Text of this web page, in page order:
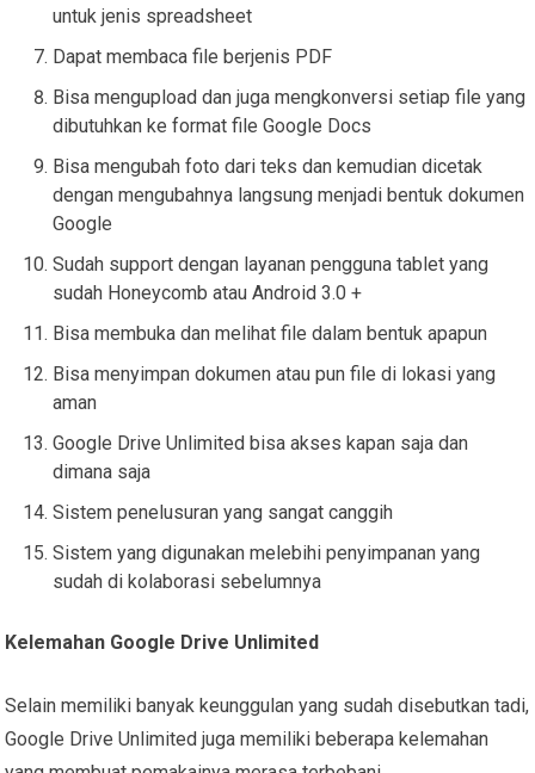
untuk jenis spreadsheet
Dapat membaca file berjenis PDF
Bisa mengupload dan juga mengkonversi setiap file yang
dibutuhkan ke format file Google Docs
Bisa mengubah foto dari teks dan kemudian dicetak
dengan mengubahnya langsung menjadi bentuk dokumen
Google
Sudah support dengan layanan pengguna tablet yang
sudah Honeycomb atau Android 3.0 +
Bisa membuka dan melihat file dalam bentuk apapun
Bisa menyimpan dokumen atau pun file di lokasi yang
aman
Google Drive Unlimited bisa akses kapan saja dan
dimana saja
Sistem penelusuran yang sangat canggih
Sistem yang digunakan melebihi penyimpanan yang
sudah di kolaborasi sebelumnya
Kelemahan Google Drive Unlimited
Selain memiliki banyak keunggulan yang sudah disebutkan tadi,
Google Drive Unlimited juga memiliki beberapa kelemahan